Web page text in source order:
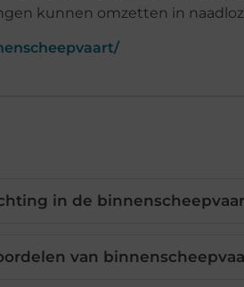
kunnen omzetten in
in de
van